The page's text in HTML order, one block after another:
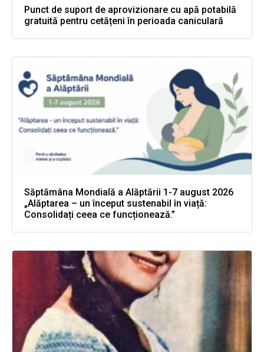
Punct de suport de aprovizionare cu apă potabilă
gratuită pentru cetățeni în perioada caniculară
Săptămâna Mondială a Alăptării 1-7 august 2026
„Alăptarea – un început sustenabil în viață:
Consolidați ceea ce funcționează.”